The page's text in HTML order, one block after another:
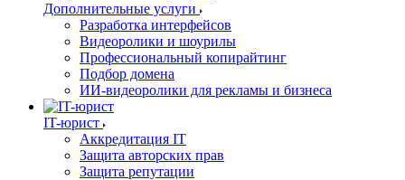
Дополнительные услуги
Разработка интерфейсов
Видеоролики и шоурилы
Профессиональный копирайтинг
Подбор домена
ИИ-видеоролики для рекламы и бизнеса
IT-юрист
Аккредитация IT
Защита авторских прав
Защита репутации